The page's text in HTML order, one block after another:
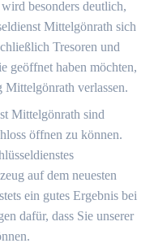
besonders deutlich,
Mittelgönrath sich
Tresoren und
geöffnet haben möchten,
verlassen.
Mittelgönrath sind
öffnen zu können.
auf dem neuesten
ein gutes Ergebnis bei
dafür, dass Sie unserer